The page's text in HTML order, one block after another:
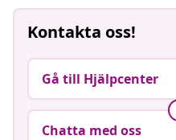
Kontakta oss!
Gå till Hjälpcenter
Chatta med oss